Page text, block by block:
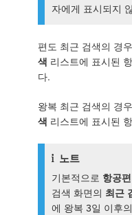
자에게 표시되지
편도 최근 검색의 경
색 리스트에 표시된
다.
왕복 최근 검색의 경
색 리스트에 표시된
노트
기본적으로 항공
검색 화면의 최근
에 왕복 3일 이후